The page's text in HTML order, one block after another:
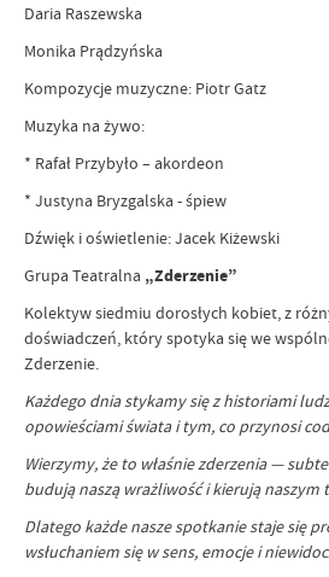
Daria Raszewska
Monika Prądzyńska
Kompozycje muzyczne: Piotr Gatz
Muzyka na żywo:
* Rafał Przybyło – akordeon
* Justyna Bryzgalska - śpiew
Dźwięk i oświetlenie: Jacek Kiżewski
Grupa Teatralna „Zderzenie”
Kolektyw siedmiu dorosłych kobiet, z
doświadczeń, który spotyka się we
Zderzenie.
Każdego dnia stykamy się z historiami
opowieściami świata i tym, co przynosi
Wierzymy, że to właśnie zderzenia —
budują naszą wrażliwość i kierują
Dlatego każde nasze spotkanie staje się
wsłuchaniem się w sens, emocje i